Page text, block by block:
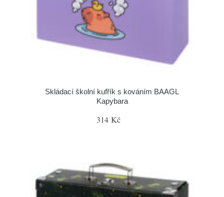
Skládací školní kufřík s kováním BAAGL
Kapybara
314 Kč